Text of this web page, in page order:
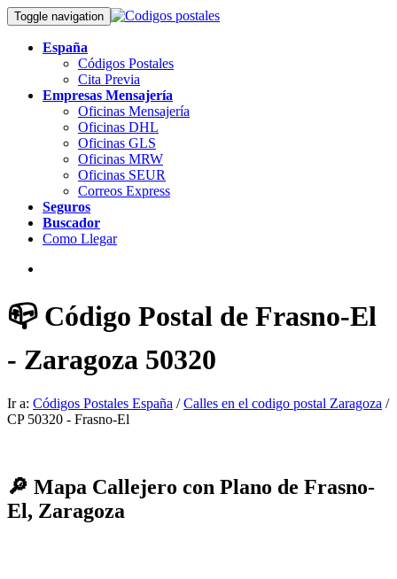
Toggle navigation
España
Códigos Postales
Cita Previa
Empresas Mensajería
Oficinas Mensajería
Oficinas DHL
Oficinas GLS
Oficinas MRW
Oficinas SEUR
Correos Express
Seguros
Buscador
Como Llegar
📪 Código Postal de Frasno-El
- Zaragoza 50320
Ir a: Códigos Postales España /Calles en el codigo postal Zaragoza /
CP 50320 - Frasno-El
🔎 Mapa Callejero con Plano de Frasno-
El, Zaragoza